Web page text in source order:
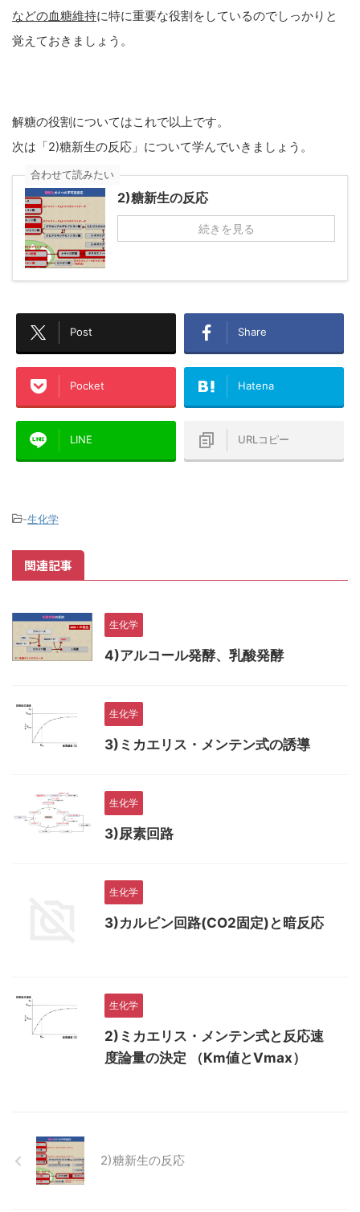
などの血糖維持に特に重要な役割をしているのでしっかりと
覚えておきましょう。
解糖の役割についてはこれで以上です。
次は「2)糖新生の反応」について学んでいきましょう。
合わせて読みたい
2)糖新生の反応
続きを見る
Post Share
Pocket Hatena
LINE URLコピー
-生化学
関連記事
生化学
4)アルコール発酵、乳酸発酵
生化学
3)ミカエリス・メンテン式の誘導
生化学
3)尿素回路
生化学
3)カルビン回路(CO2固定)と暗反応
生化学
2)ミカエリス・メンテン式と反応速
度論量の決定 （Km値とVmax）
2)糖新生の反応